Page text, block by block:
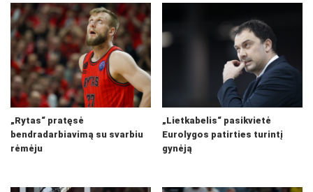
„Rytas“ pratęsė
bendradarbiavimą su svarbiu
rėmėju
„Lietkabelis“ pasikvietė
Eurolygos patirties turintį
gynėją